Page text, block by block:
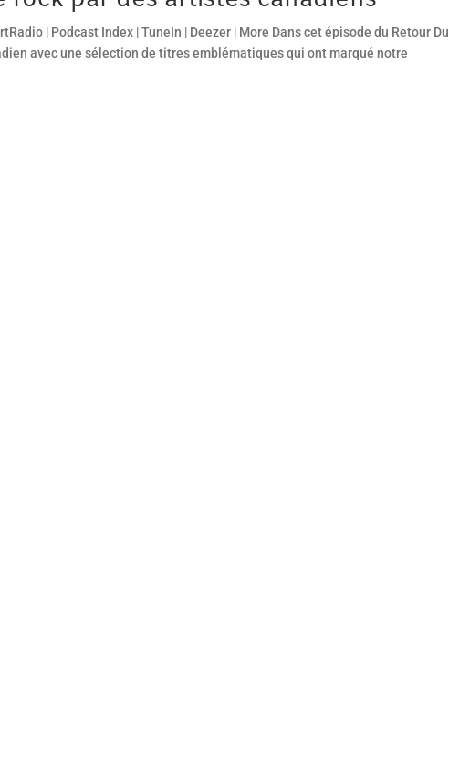
| Podcast Index | TuneIn | Deezer | More Dans cet épisode du Retour Du
avec une sélection de titres emblématiques qui ont marqué notre